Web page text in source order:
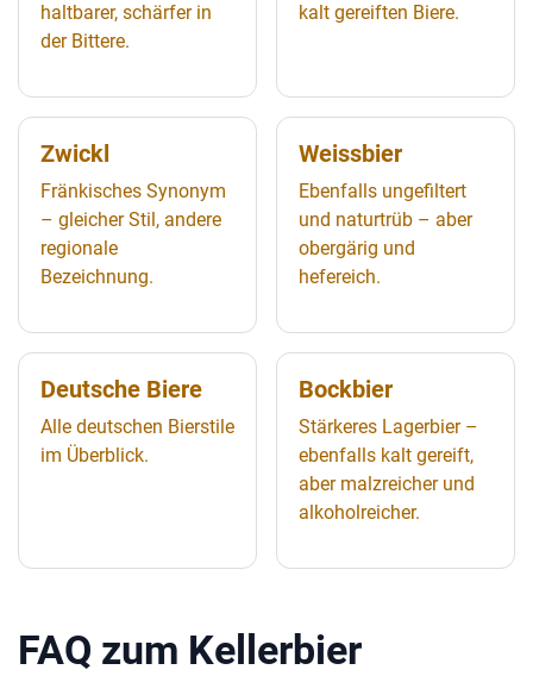
haltbarer, schärfer in
der Bittere.
kalt gereiften Biere.
Zwickl
Fränkisches Synonym
– gleicher Stil, andere
regionale
Bezeichnung.
Weissbier
Ebenfalls ungefiltert
und naturtrüb – aber
obergärig und
hefereich.
Deutsche Biere
Alle deutschen Bierstile
im Überblick.
Bockbier
Stärkeres Lagerbier –
ebenfalls kalt gereift,
aber malzreicher und
alkoholreicher.
FAQ zum Kellerbier